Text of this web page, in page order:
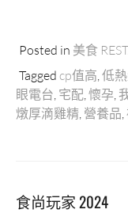
Posted in 美食
Tagged cp值高 低
眼電台 宅配 懷孕
燉厚滴雞精 營養品
食尚玩家 2024